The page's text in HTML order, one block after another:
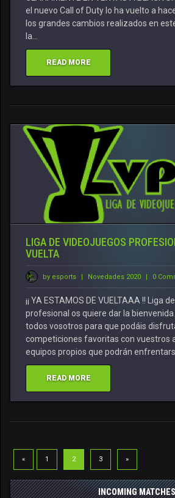
el nuevo Call of Duty lo ha vuelto a
los grandes cambios realizados en
la…
READ MORE
LIGA DE VIDEOJUEGOS
VUELTA
by esports Novedades 2020 0
¡¡ YA ESTAMOS DE VUELTAAA !! Liga
profesional os quiere dar la
todos vosotros para que podáis
competiciones favoritas con vuestros
equipos propios que podrán
READ MORE
« 1 2 3 »
INCOMING MATCHES